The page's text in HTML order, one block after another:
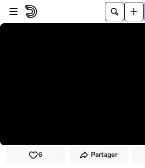
Passer au player
Passer au contenu principal
6 Partager